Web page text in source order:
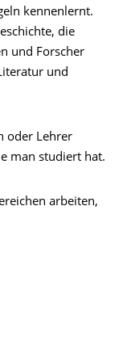
kennenlernt.
die
und Forscher
und
oder Lehrer
man studiert hat.
arbeiten,